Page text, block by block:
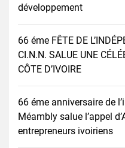
développement
66 éme FÊTE DE
CI.N.N. SALUE UNE
CÔTE D’IVOIRE
66 éme anniversaire de
Méambly salue l’appel
entrepreneurs ivoiriens